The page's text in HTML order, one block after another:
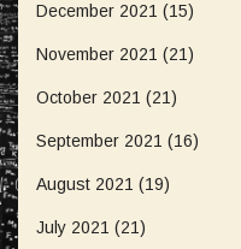
December 2021 (15)
November 2021 (21)
October 2021 (21)
September 2021 (16)
August 2021 (19)
July 2021 (21)